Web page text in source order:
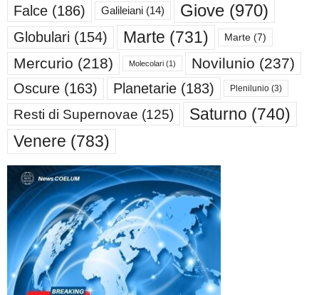
Falce (186) Galileiani (14) Giove (970)
Globulari (154) Marte (731) Marte (7)
Mercurio (218) Molecolari (1) Novilunio (237)
Oscure (163) Planetarie (183) Plenilunio (3)
Resti di Supernovae (125) Saturno (740)
Venere (783)